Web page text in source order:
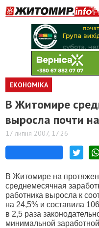
ЕКОНОМІКА
В Житомире
выросла почти
17 липня 2007, 17:26
В Житомире на
среднемесячная
работника выросла к
на 24,5% и составила
в 2,5 раза
минимальной